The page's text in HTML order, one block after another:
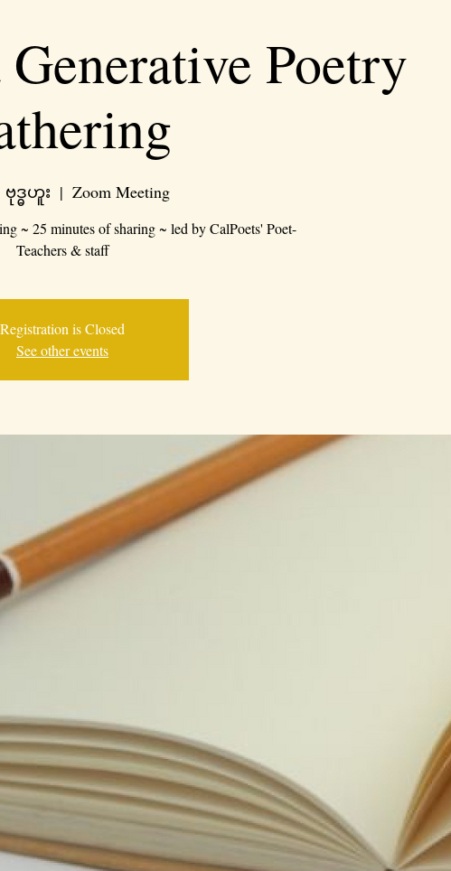
Poetry
ဒ္ဓဟူး
  |
Zoom Meeting
~ 25 minutes of sharing ~ led by CalPoets' Poet-
Teachers & staff
Registration is Closed
See other events